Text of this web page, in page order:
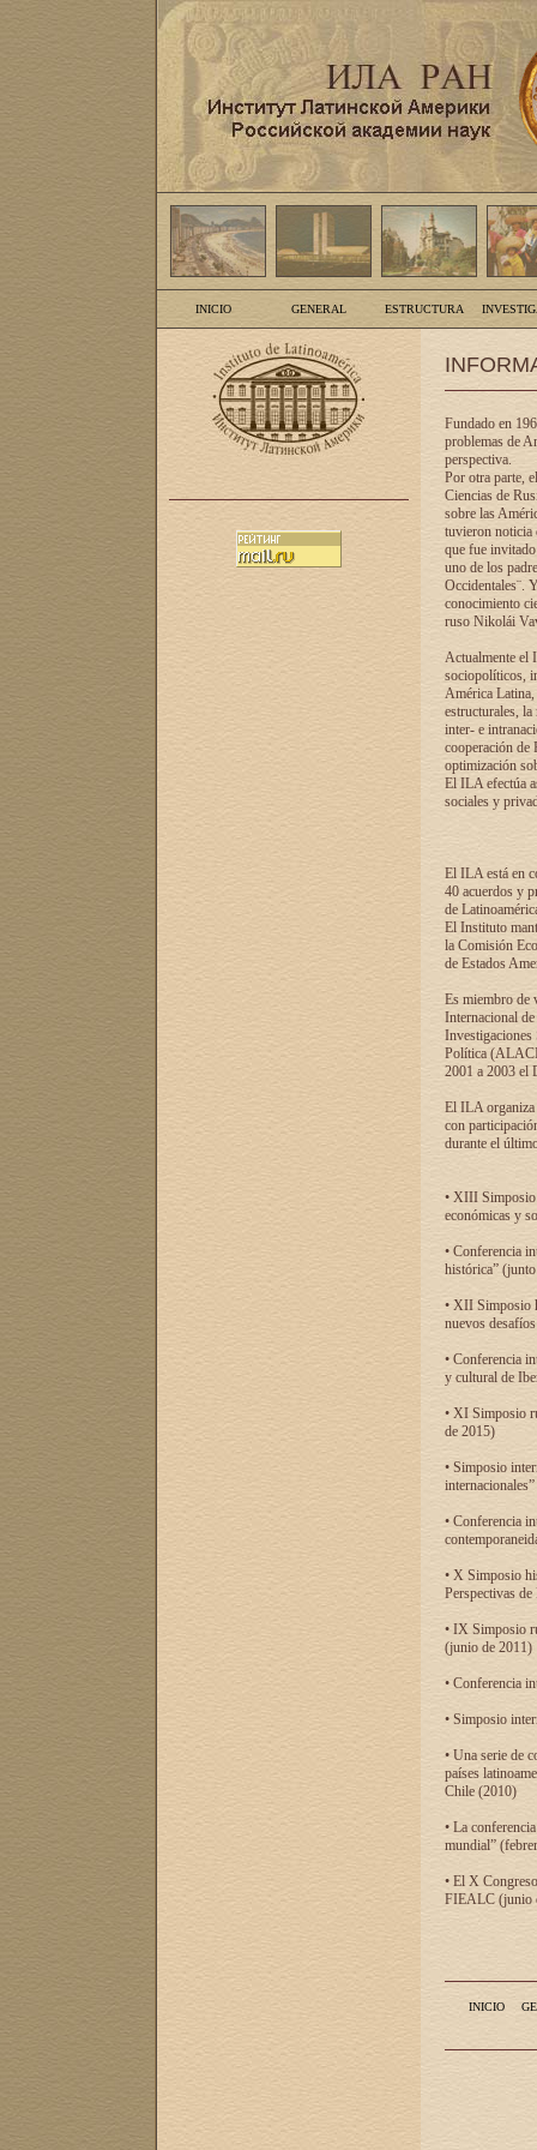
INICIO GENERAL ESTRUCTURA
Fundado en
problemas de
perspectiva.
Por otra parte,
Ciencias de
sobre las
tuvieron noticia
que fue
uno de los
Occidentales¨.
conocimiento
ruso Nikolái
Actualmente el
sociopolíticos,
América Latina,
estructurales,
inter- e
cooperación de
optimización
El ILA efectúa
sociales y
El ILA está en
40 acuerdos y
de
El Instituto
la Comisión
de Estados
Es miembro de
Internacional
Investigaciones
Política
2001 a 2003 el
El ILA organiza
con
durante el
• XIII Simposio
económicas y
• Conferencia
histórica”
• XII Simposio
nuevos
• Conferencia
y cultural de
• XI Simposio
de 2015)
• Simposio
• Conferencia
• X Simposio
Perspectivas
• IX Simposio
(junio de 2011)
• Conferencia
• Simposio
• Una serie de
países
Chile (2010)
• La
mundial”
• El X
FIEALC (junio
INICIO